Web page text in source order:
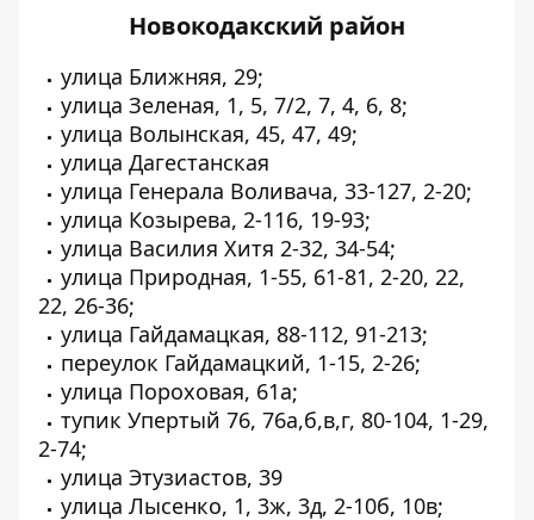
Новокодакский район
улица Ближняя, 29;
улица Зеленая, 1, 5, 7/2, 7, 4, 6, 8;
улица Волынская, 45, 47, 49;
улица Дагестанская
улица Генерала Воливача, 33-127, 2-20;
улица Козырева, 2-116, 19-93;
улица Василия Хитя 2-32, 34-54;
улица Природная, 1-55, 61-81, 2-20, 22,
22, 26-36;
улица Гайдамацкая, 88-112, 91-213;
переулок Гайдамацкий, 1-15, 2-26;
улица Пороховая, 61a;
тупик Упертый 76, 76а,б,в,г, 80-104, 1-29,
2-74;
улица Этузиастов, 39
улица Лысенко, 1, 3ж, 3д, 2-10б, 10в;